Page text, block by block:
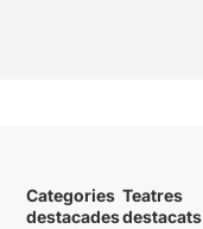
Categories
destacades
Teatres
destacats